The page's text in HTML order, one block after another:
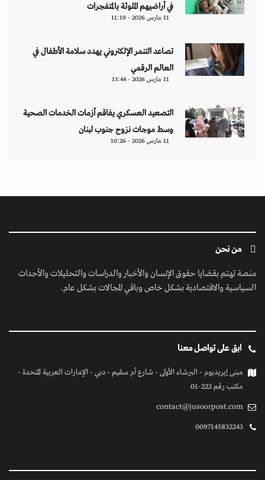
في أراضيهم الملوثة بالمتفجرات
11 مارس 2026 - 11:19
تصاعد التنمر الإلكتروني يهدد سلامة الأطفال في
العالم الرقمي
11 مارس 2026 - 13:44
التصعيد العسكري يفاقم أزمات الخدمات الصحية
وسط موجات نزوح جنوب لبنان
11 مارس 2026 - 10:26
من نحن
منصة تهتم بقضايا حقوق الإنسان والأخبار والدراسات والتحليلات والأحداث
السياسية والاقتصادية بشكل خاص وباقي المجالات بشكل عام.
ابق على تواصل معنا
مبنى إيريديوم - البرشاء الأولى - شارع أم سقيم - دبي - الإمارات العربية المتحدة -
مكتب رقم 222-01
contact@jusoorpost.com
0097145832243